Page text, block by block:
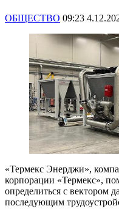
ОБЩЕСТВО 09:23
«Термекс Энерджи»,
корпорации «Термекс»,
определиться с вектором
последующим